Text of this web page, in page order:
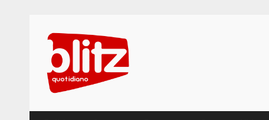
content